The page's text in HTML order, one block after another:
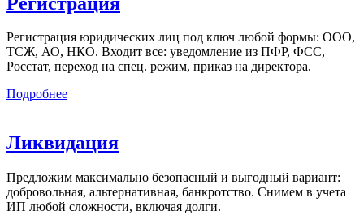
Регистрация юридических лиц под ключ любой формы: ООО,
ТСЖ, АО, НКО. Входит все: уведомление из ПФР, ФСС,
Росстат, переход на спец. режим, приказ на директора.
Подробнее
Ликвидация
Предложим максимально безопасный и выгодный вариант:
добровольная, альтернативная, банкротство. Снимем в учета
ИП любой сложности, включая долги.